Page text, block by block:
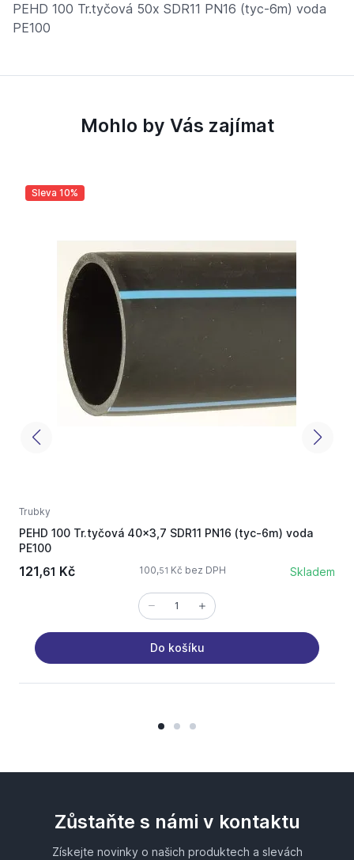
PEHD 100 Tr.tyčová 50x SDR11 PN16 (tyc-6m) voda
PE100
Mohlo by Vás zajímat
Sleva 10%
Trubky
PEHD 100 Tr.tyčová 40x3,7 SDR11 PN16 (tyc-6m) voda
PE100
121,61 Kč 100,51 Kč bez DPH Skladem
Do košíku
Zůstaňte s námi v kontaktu
Získejte novinky o našich produktech a slevách